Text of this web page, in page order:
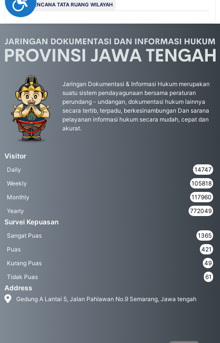
Subjek : RENCANA TATA RUANG WILAYAH
Jaringan Dokumentasi & Informasi Hukum merupakan
suatu sistem pendayagunaan bersama peraturan
perundang - undangan, dokumentasi hukum lainnya
secara tertib, terpadu, berkesinambungan Dan sarana
pelayanan informasi hukum secara mudah, cepat dan
akurat.
Visitor
Daily
14747
Weekly
105818
Monthly
117960
Yearly
772049
Survei Kepuasan
Sangat Puas
1365
Puas
421
Kurang Puas
49
Tidak Puas
61
Address
Gedung A Lantai 5, Jalan Pahlawan No.9 Semarang, Jawa tengah